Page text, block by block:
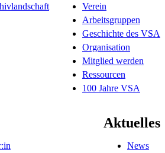
Verein
Arbeitsgruppen
Geschichte des VSA
Organisation
Mitglied werden
Ressourcen
100 Jahre VSA
Aktuelles
News